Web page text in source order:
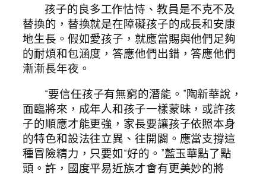
孩子的良多工作怙恃、教員是不克不及
替換的，替換就是在障礙孩子的成長和安康
地生長。假如愛孩子，就應當賜與他們足夠
的耐煩和包涵度，答應他們出錯，答應他們
漸漸長年夜。
“要信任孩子有無窮的潛能。”陶新華說，
面臨將來，成年人和孩子一樣蒙昧，或許孩
子的順應才能更強，家長要讓孩子依照本身
的特色和設法往立異、往開闢。應當支撐這
種冒險精力，只要如“好的。”藍玉華點了點
頭。許，國度平易近族才會有更美妙的將